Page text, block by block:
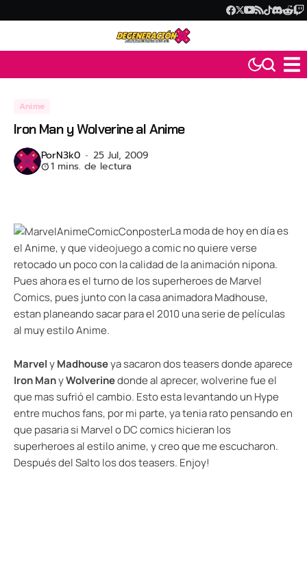
Anime
Iron Man y Wolverine al Anime
PorN3k0 25 Jul, 2009
1 mins. de lectura
La moda de hoy en día es
el Anime, y quevideojuegoa comic no quiere verse
retocado un poco con la calidad de la animación nipona.
Pues ahora es el turno de los superheroes de Marvel
Comics, pues junto con la casa animadora Madhouse,
estan planeando sacar para el 2010 una serie de películas
al muy estilo Anime.
MarvelyMadhouseya sacaron dos teasers donde aparece
Iron ManyWolverinedonde al aprecer, wolverine fue el
que mas sufrió el cambio. Esto esta levantando un Hype
entre muchos fans, por mi parte, ya tenia rato pensando en
que pasaria si Marvel o DC comics hicieran los
superheroes al estilo anime, y creo que me escucharon.
Después del Salto los dos teasers. Enjoy!